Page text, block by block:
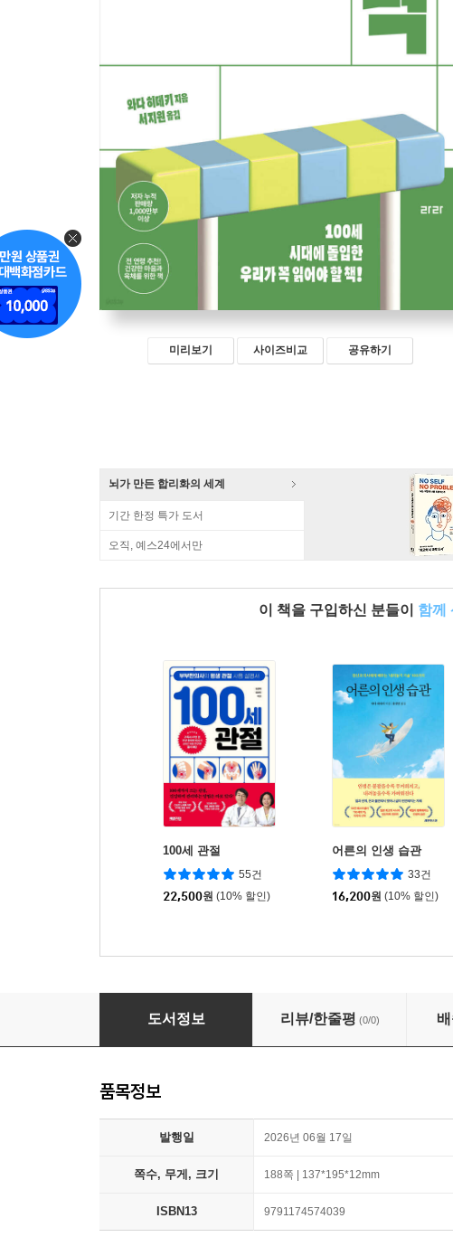
미리보기 사이즈비교 공유하기
뇌가 만든 합리화의 세계
기간 한정 특가 도서
오직, 예스24에서만
이 책을 구입하신 분들이 함께
100세 관절
55건
22,500원 (10% 할인)
어른의 인생 습관
33건
16,200원 (10% 할인)
100세의 벽
도서정보 리뷰/한줄평 (0/0)
품목정보
발행일 2026년 06월 17일
쪽수, 무게, 크기 188쪽 | 137*195*12mm
ISBN13 9791174574039